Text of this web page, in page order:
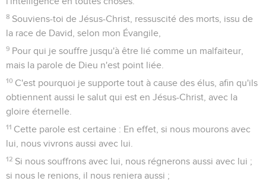
8 Souviens-toi de Jésus-Christ, ressuscité des morts, issu de
la race de David, selon mon Évangile,
9 Pour qui je souffre jusqu'à être lié comme un malfaiteur,
mais la parole de Dieu n'est point liée.
10 C'est pourquoi je supporte tout à cause des élus, afin qu'ils
obtiennent aussi le salut qui est en Jésus-Christ, avec la
gloire éternelle.
11 Cette parole est certaine : En effet, si nous mourons avec
lui, nous vivrons aussi avec lui.
12 Si nous souffrons avec lui, nous régnerons aussi avec lui ;
si nous le renions, il nous reniera aussi ;